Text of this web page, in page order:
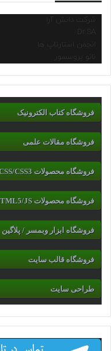
شرکت دانش آرا
انجمن استارتاپ ها
نانو پروسسور
فروشگاه کتاب الکترونیک
فروشگاه مقالات علمی
فروشگاه محصولات CSS/CSS3
فروشگاه محصولات HTML5/JS
فروشگاه ابزار وبمسر / پلاگین
فروشگاه قالب سایت
طراحی سایت